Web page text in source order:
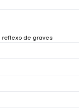
reflexo de graves